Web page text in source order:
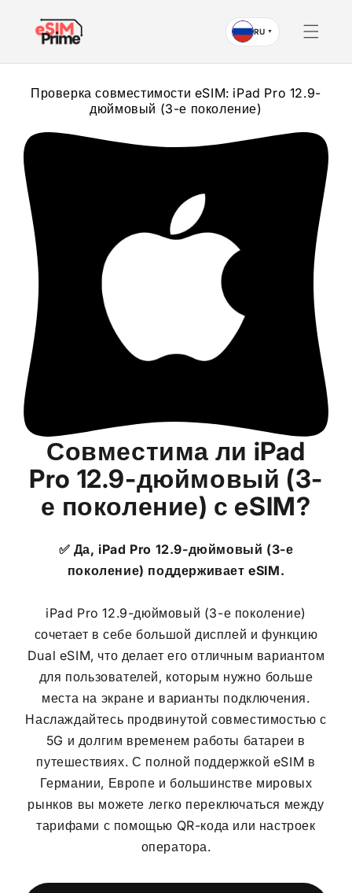
содержимому
RU ▼
Проверка совместимости eSIM: iPad Pro 12.9-
дюймовый (3-е поколение)
Совместима ли iPad
Pro 12.9-дюймовый (3-
е поколение) с eSIM?
✅ Да, iPad Pro 12.9-дюймовый (3-е
поколение) поддерживает eSIM.
iPad Pro 12.9-дюймовый (3-е поколение)
сочетает в себе большой дисплей и функцию
Dual eSIM, что делает его отличным вариантом
для пользователей, которым нужно больше
места на экране и варианты подключения.
Наслаждайтесь продвинутой совместимостью с
5G и долгим временем работы батареи в
путешествиях. С полной поддержкой eSIM в
Германии, Европе и большинстве мировых
рынков вы можете легко переключаться между
тарифами с помощью QR-кода или настроек
оператора.